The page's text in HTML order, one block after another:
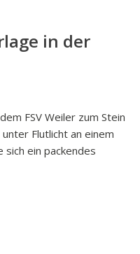
in der
FSV Weiler zum Stein
Flutlicht an einem
ein packendes